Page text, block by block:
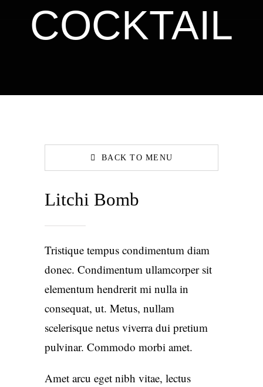
COCKTAIL
BACK TO MENU
Litchi Bomb
Tristique tempus condimentum diam
donec. Condimentum ullamcorper sit
elementum hendrerit mi nulla in
consequat, ut. Metus, nullam
scelerisque netus viverra dui pretium
pulvinar. Commodo morbi amet.
Amet arcu eget nibh vitae, lectus